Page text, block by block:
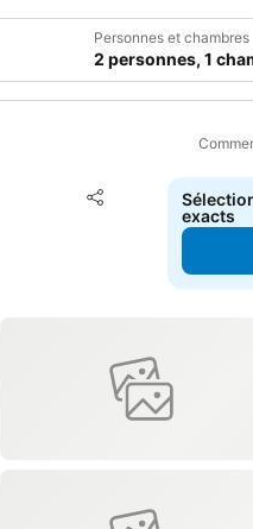
Personnes et chambres
2 personnes, 1
Partager
Ajouter à mes
exacts